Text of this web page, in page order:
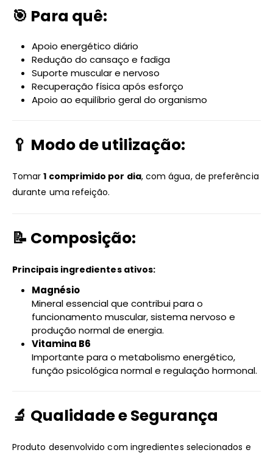
🎯 Para quê:
Apoio energético diário
Redução do cansaço e fadiga
Suporte muscular e nervoso
Recuperação física após esforço
Apoio ao equilíbrio geral do organismo
🥄 Modo de utilização:
Tomar1 comprimido por dia, com água, de preferência
durante uma refeição.
📝 Composição:
Principais ingredientes ativos:
Magnésio
Mineral essencial que contribui para o
funcionamento muscular, sistema nervoso e
produção normal de energia.
Vitamina B6
Importante para o metabolismo energético,
função psicológica normal e regulação hormonal.
🔬 Qualidade e Segurança
Produto desenvolvido com ingredientes selecionados e